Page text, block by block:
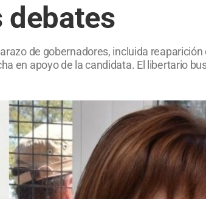
debates
de gobernadores, incluida
en apoyo de la candidata. El libertario